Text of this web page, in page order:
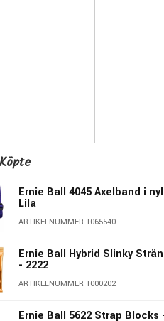
Ernie Ball 4045 Axelband i
Lila
ARTIKELNUMMER 1065540
Ernie Ball Hybrid Slinky
- 2222
ARTIKELNUMMER 1000202
Ernie Ball 5622 Strap Blocks